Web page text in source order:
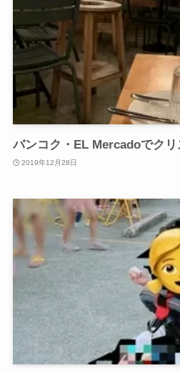
バンコク・EL Mercadoでク
2019年12月28日